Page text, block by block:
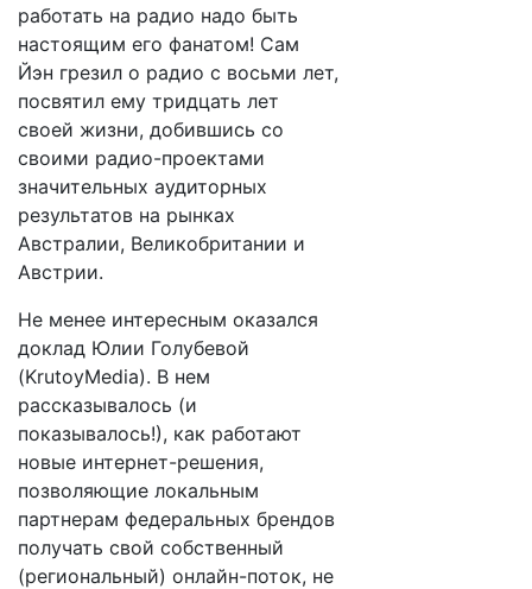
работать на радио надо быть
настоящим его фанатом! Сам
Йэн грезил о радио с восьми лет,
посвятил ему тридцать лет
своей жизни, добившись со
своими радио-проектами
значительных аудиторных
результатов на рынках
Австралии, Великобритании и
Австрии.
Не менее интересным оказался
доклад Юлии Голубевой
(KrutoyMedia). В нем
рассказывалось (и
показывалось!), как работают
новые интернет-решения,
позволяющие локальным
партнерам федеральных брендов
получать свой собственный
(региональный) онлайн-поток, не